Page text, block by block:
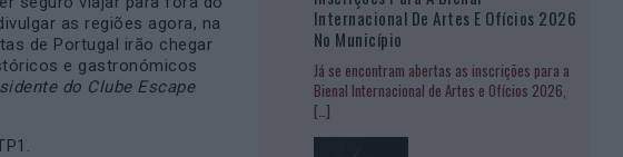
as regiões agora, na
de Portugal irão chegar
e gastronómicos
do Clube Escape
Internacional De Artes E Ofícios 2026
No Município
Já se encontram abertas as inscrições para a
Bienal Internacional de Artes e Ofícios 2026,
[…]